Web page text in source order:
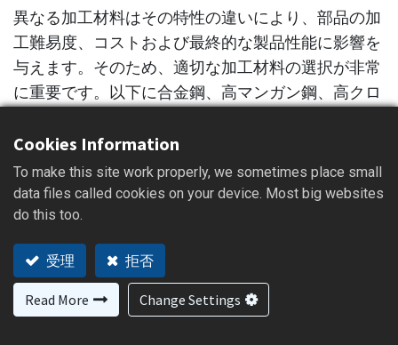
異なる加工材料はその特性の違いにより、部品の加
工難易度、コストおよび最終的な製品性能に影響を
与えます。そのため、適切な加工材料の選択が非常
に重要です。以下に合金鋼、高マンガン鋼、高クロ
領域を紹介します。
合金鋼
合金鋼は一種類以上の合金元素（例えばCr、
Cookies Information
To make this site work properly, we sometimes place small
data files called cookies on your device. Most big websites
do this too.
受理 拒否
Read More Change Settings